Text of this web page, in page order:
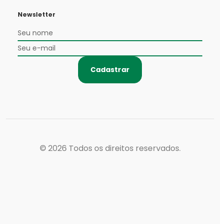
Newsletter
Cadastrar
© 2026 Todos os direitos reservados.